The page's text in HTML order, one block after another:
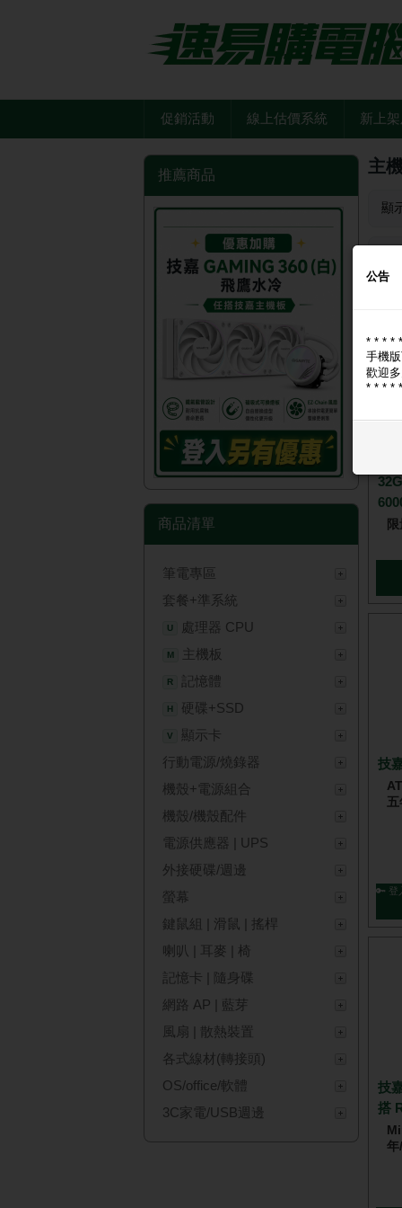
促銷活動 線上估價系統 新上
推薦商品
商品清單
筆電專區
套餐+準系統
U 處理器 CPU
M 主機板
R 記憶體
H 硬碟+SSD
V
顯示卡
行動電源/燒錄器
機殼+電源組合
機殼/機殼配件
電源供應器 | UPS
外接硬碟/週邊
螢幕
鍵鼠組 | 滑鼠 | 搖桿
喇叭 | 耳麥 | 椅
記憶卡 | 隨身碟
網路 AP | 藍芽
風扇 | 散熱裝置
各式線材(轉接頭)
OS/office/軟體
3C家電/USB週邊
主
顯
技
🔑 登
技
搭
年
公告
* * * *
手機版
歡迎多
* * * *